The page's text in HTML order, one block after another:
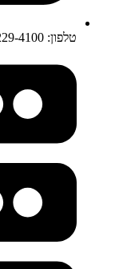
טלפון: 073-229-4100